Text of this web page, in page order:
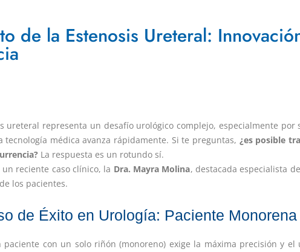
de la Estenosis Ureteral:
ureteral representa un desafío urológico complejo, especialmente
tecnología médica avanza rápidamente. Si te preguntas, ¿es posible
La respuesta es un rotundo sí.
reciente caso clínico, la Dra. Mayra Molina, destacada especialista
los pacientes.
de Éxito en Urología: Paciente Monorena
paciente con un solo riñón (monoreno) exige la máxima precisión y